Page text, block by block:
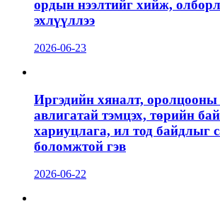
ордын нээлтийг хийж,
эхлүүллээ
2026-06-23
Иргэдийн хяналт, оролцооны
авлигатай тэмцэх, төрийн
хариуцлага, ил тод байдлыг
боломжтой гэв
2026-06-22